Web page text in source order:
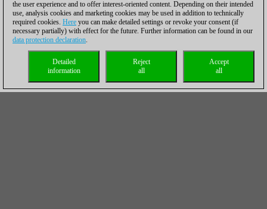
the user experience and to offer interest-oriented content. Depending on their intended
use, analysis cookies and marketing cookies may be used in addition to technically
required cookies. Here you can make detailed settings or revoke your consent (if
necessary partially) with effect for the future. Further information can be found in our
data protection declaration.
Accept
all
Reject
all
Detailed
information